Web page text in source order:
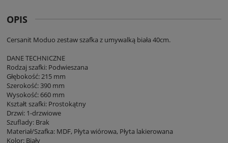
OPIS
Cersanit Moduo zestaw szafka z umywalką biała 40cm.
DANE TECHNICZNE
Rodzaj szafki: Podwieszana
Głębokość: 215 mm
Szerokość: 390 mm
Wysokość: 660 mm
Kształt szafki: Prostokątny
Drzwi: 1-drzwiowe
Szuflady: Brak
Materiał/Szafka: MDF, Płyta wiórowa, Płyta lakierowana
Kolor: Biały